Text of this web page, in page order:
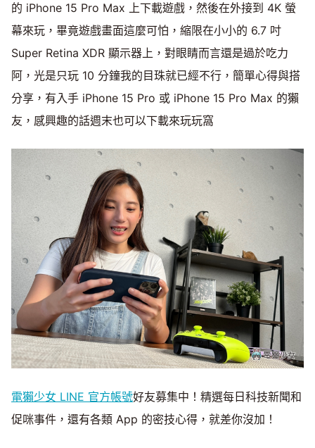
的 iPhone 15 Pro Max 上下載遊戲，然後在外接到 4K 螢
幕來玩，畢竟遊戲畫面這麼可怕，縮限在小小的 6.7 吋
Super Retina XDR 顯示器上，對眼睛而言還是過於吃力
阿，光是只玩 10 分鐘我的目珠就已經不行，簡單心得與搭
分享，有入手 iPhone 15 Pro 或 iPhone 15 Pro Max 的獺
友，感興趣的話週末也可以下載來玩玩窩
電獺少女 LINE 官方帳號好友募集中！精選每日科技新聞和
促咪事件，還有各類 App 的密技心得，就差你沒加！